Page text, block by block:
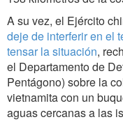
A su vez, el Ejército
deje de interferir en el
tensar la situación,
el Departamento de
Pentágono) sobre la
vietnamita con un
aguas cercanas a las